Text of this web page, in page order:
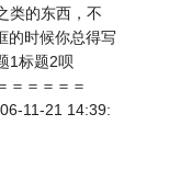
类的东西，不
的时候你总得写
1标题2呗
＝＝＝＝＝
11-21 14:39: